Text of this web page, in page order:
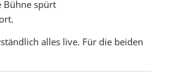
Bühne spürt
alles live. Für die beiden